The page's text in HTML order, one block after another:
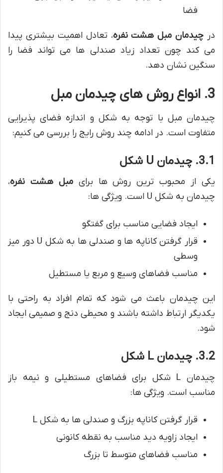
فضا
در چیدمان مبل هشت نفره، تعادل اهمیت بیشتری پیدا
می کند چون تعداد زیاد صندلی ها می تواند فضا را
سنگین نشان دهد.
3. انواع روش های چیدمان مبل
چیدمان مبل با توجه به شکل و اندازه فضای پذیرایی
متفاوت است. در ادامه چند روش رایج را بررسی می کنیم:
3.1. چیدمان U شکل
یکی از محبوب ترین روش ها برایمبل هشت نفره،
چیدمان به شکل U است. ویژگی ها:
ایجاد فضایی مناسب برای گفتگو
قرار گرفتن کاناپه ها و صندلی ها به شکل U دور میز
وسطی
مناسب فضاهای وسیع و مربع یا مستطیل
این چیدمان باعث می شود که تمام افراد به راحتی با
یکدیگر ارتباط داشته باشند و محیطی دنج و صمیمی ایجاد
شود.
3.2. چیدمان L شکل
چیدمان L شکل برای فضاهای مستطیلی و نیمه باز
مناسب است. ویژگی ها:
قرار گرفتن کاناپه بزرگ و صندلی ها به شکل L
ایجاد زاویه دید مناسب به نقطه کانونی
مناسب فضاهای متوسط تا بزرگ